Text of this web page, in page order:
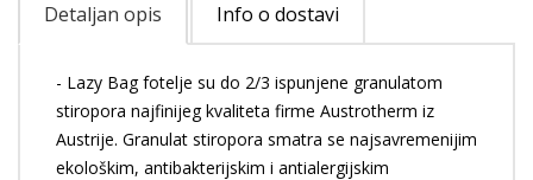
Detaljan opis Info o dostavi
- Lazy Bag fotelje su do 2/3 ispunjene granulatom
stiropora najfinijeg kvaliteta firme Austrotherm iz
Austrije. Granulat stiropora smatra se najsavremenijim
ekološkim, antibakterijskim i antialergijskim